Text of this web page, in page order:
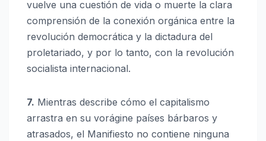
vuelve una cuestión de vida o muerte la clara
comprensión de la conexión orgánica entre la
revolución democrática y la dictadura del
proletariado, y por lo tanto, con la revolución
socialista internacional.
7. Mientras describe cómo el capitalismo
arrastra en su vorágine países bárbaros y
atrasados, el Manifiesto no contiene ninguna